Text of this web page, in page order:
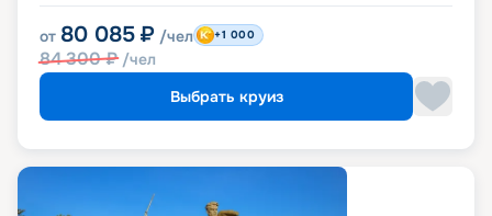
от 80 085 ₽ /чел
84 300₽ /чел
+1 000
Выбрать круиз